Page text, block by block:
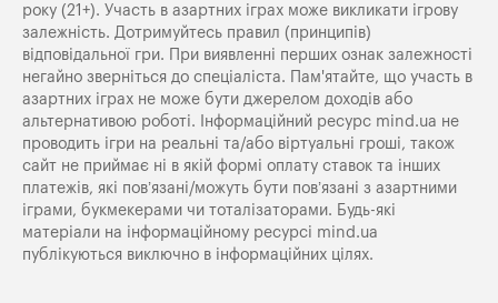
року (21+). Участь в азартних іграх може викликати ігрову
залежність. Дотримуйтесь правил (принципів)
відповідальної гри. При виявленні перших ознак залежності
негайно зверніться до спеціаліста. Пам'ятайте, що участь в
азартних іграх не може бути джерелом доходів або
альтернативою роботі. Інформаційний ресурс mind.ua не
проводить ігри на реальні та/або віртуальні гроші, також
сайт не приймає ні в якій формі оплату ставок та інших
платежів, які пов’язані/можуть бути пов’язані з азартними
іграми, букмекерами чи тоталізаторами. Будь-які
матеріали на інформаційному ресурсі mind.ua
публікуються виключно в інформаційних цілях.